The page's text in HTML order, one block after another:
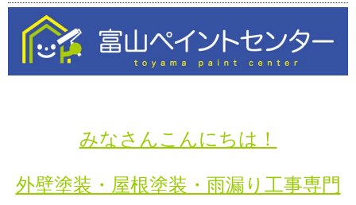
みなさんこんにちは！
外壁塗装・屋根塗装・雨漏り工事専門